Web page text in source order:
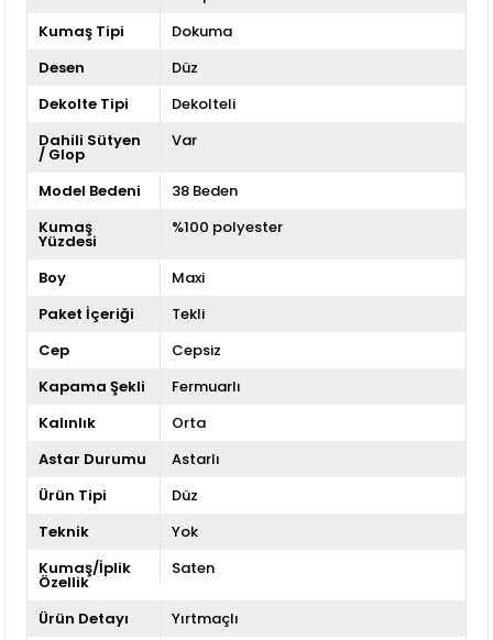
Kumaş Tipi
Dokuma
Desen
Düz
Dekolte Tipi
Dekolteli
Dahili Sütyen
/ Glop
Var
Model Bedeni
38 Beden
Kumaş
Yüzdesi
%100 polyester
Boy
Maxi
Paket İçeriği
Tekli
Cep
Cepsiz
Kapama Şekli
Fermuarlı
Kalınlık
Orta
Astar Durumu
Astarlı
Ürün Tipi
Düz
Teknik
Yok
Kumaş/İplik
Özellik
Saten
Ürün Detayı
Yırtmaçlı